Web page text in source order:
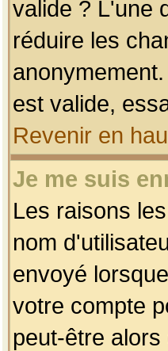
valide ? L'une
réduire les
est valide,
Revenir en
Je me suis
Les raisons
nom
envoyé
votre compte
peut-être